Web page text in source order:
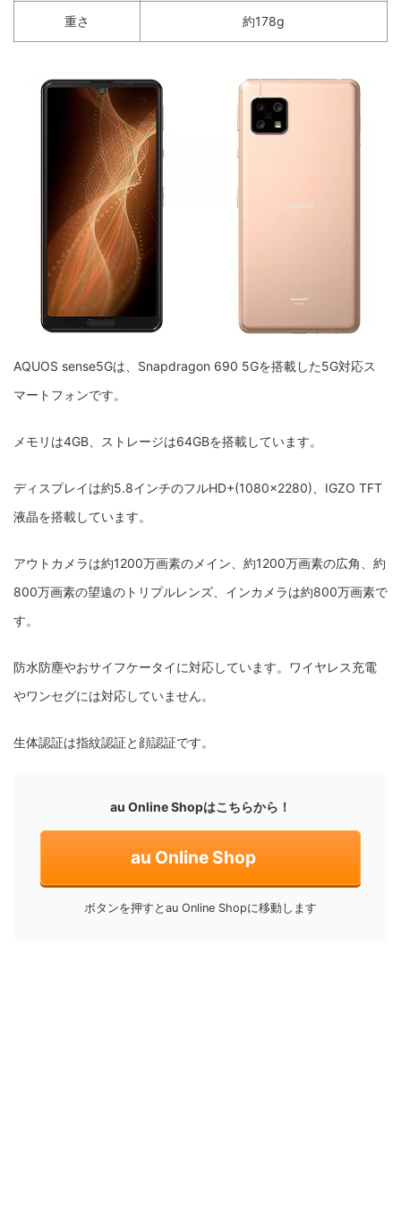
重さ 約178g
AQUOS sense5Gは、Snapdragon 690 5Gを搭載した5G対応ス
マートフォンです。
メモリは4GB、ストレージは64GBを搭載しています。
ディスプレイは約5.8インチのフルHD+(1080×2280)、IGZO TFT
液晶を搭載しています。
アウトカメラは約1200万画素のメイン、約1200万画素の広角、約
800万画素の望遠のトリプルレンズ、インカメラは約800万画素で
す。
防水防塵やおサイフケータイに対応しています。ワイヤレス充電
やワンセグには対応していません。
生体認証は指紋認証と顔認証です。
au Online Shopはこちらから！
au Online Shop
ボタンを押すとau Online Shopに移動します